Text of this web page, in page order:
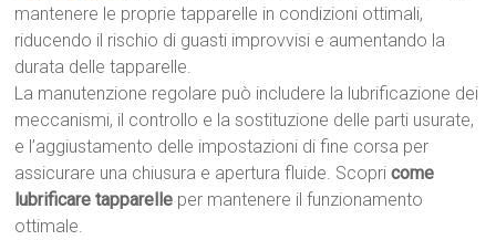
mantenere le proprie tapparelle in condizioni ottimali,
riducendo il rischio di guasti improvvisi e aumentando la
durata delle tapparelle.
La manutenzione regolare può includere la lubrificazione dei
meccanismi, il controllo e la sostituzione delle parti usurate,
e l’aggiustamento delle impostazioni di fine corsa per
assicurare una chiusura e apertura fluide. Scopricome
lubrificare tapparelle per mantenere il funzionamento
ottimale.